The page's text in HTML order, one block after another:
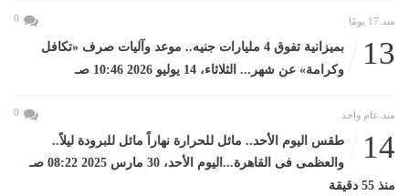
منذ 17 يومًا 0
13
بميزانية تفوق 4 مليارات جنيه.. موعد وآليات صرف «تكافل
وكرامة» عن شهر... الثلاثاء، 14 يوليو 2026 10:46 صـ
منذ عام واحد 0
14
طقس اليوم الأحد.. مائل للحرارة نهاراً مائل للبرودة ليلاً..
والعظمى فى القاهرة...اليوم الأحد، 30 مارس 2025 08:22 صـ
منذ 55 دقيقة